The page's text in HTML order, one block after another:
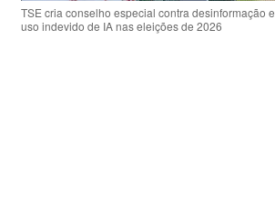
TSE cria conselho especial contra desinformação e
uso indevido de IA nas eleições de 2026